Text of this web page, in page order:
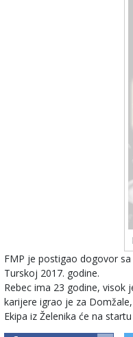
FMP je postigao dogovor
Turskoj 2017. godine.
Rebec ima 23 godine, visok
karijere igrao je za
Ekipa iz Želenika će na